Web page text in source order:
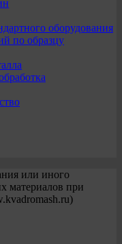
оборудования
по образцу
или иного
материалов при